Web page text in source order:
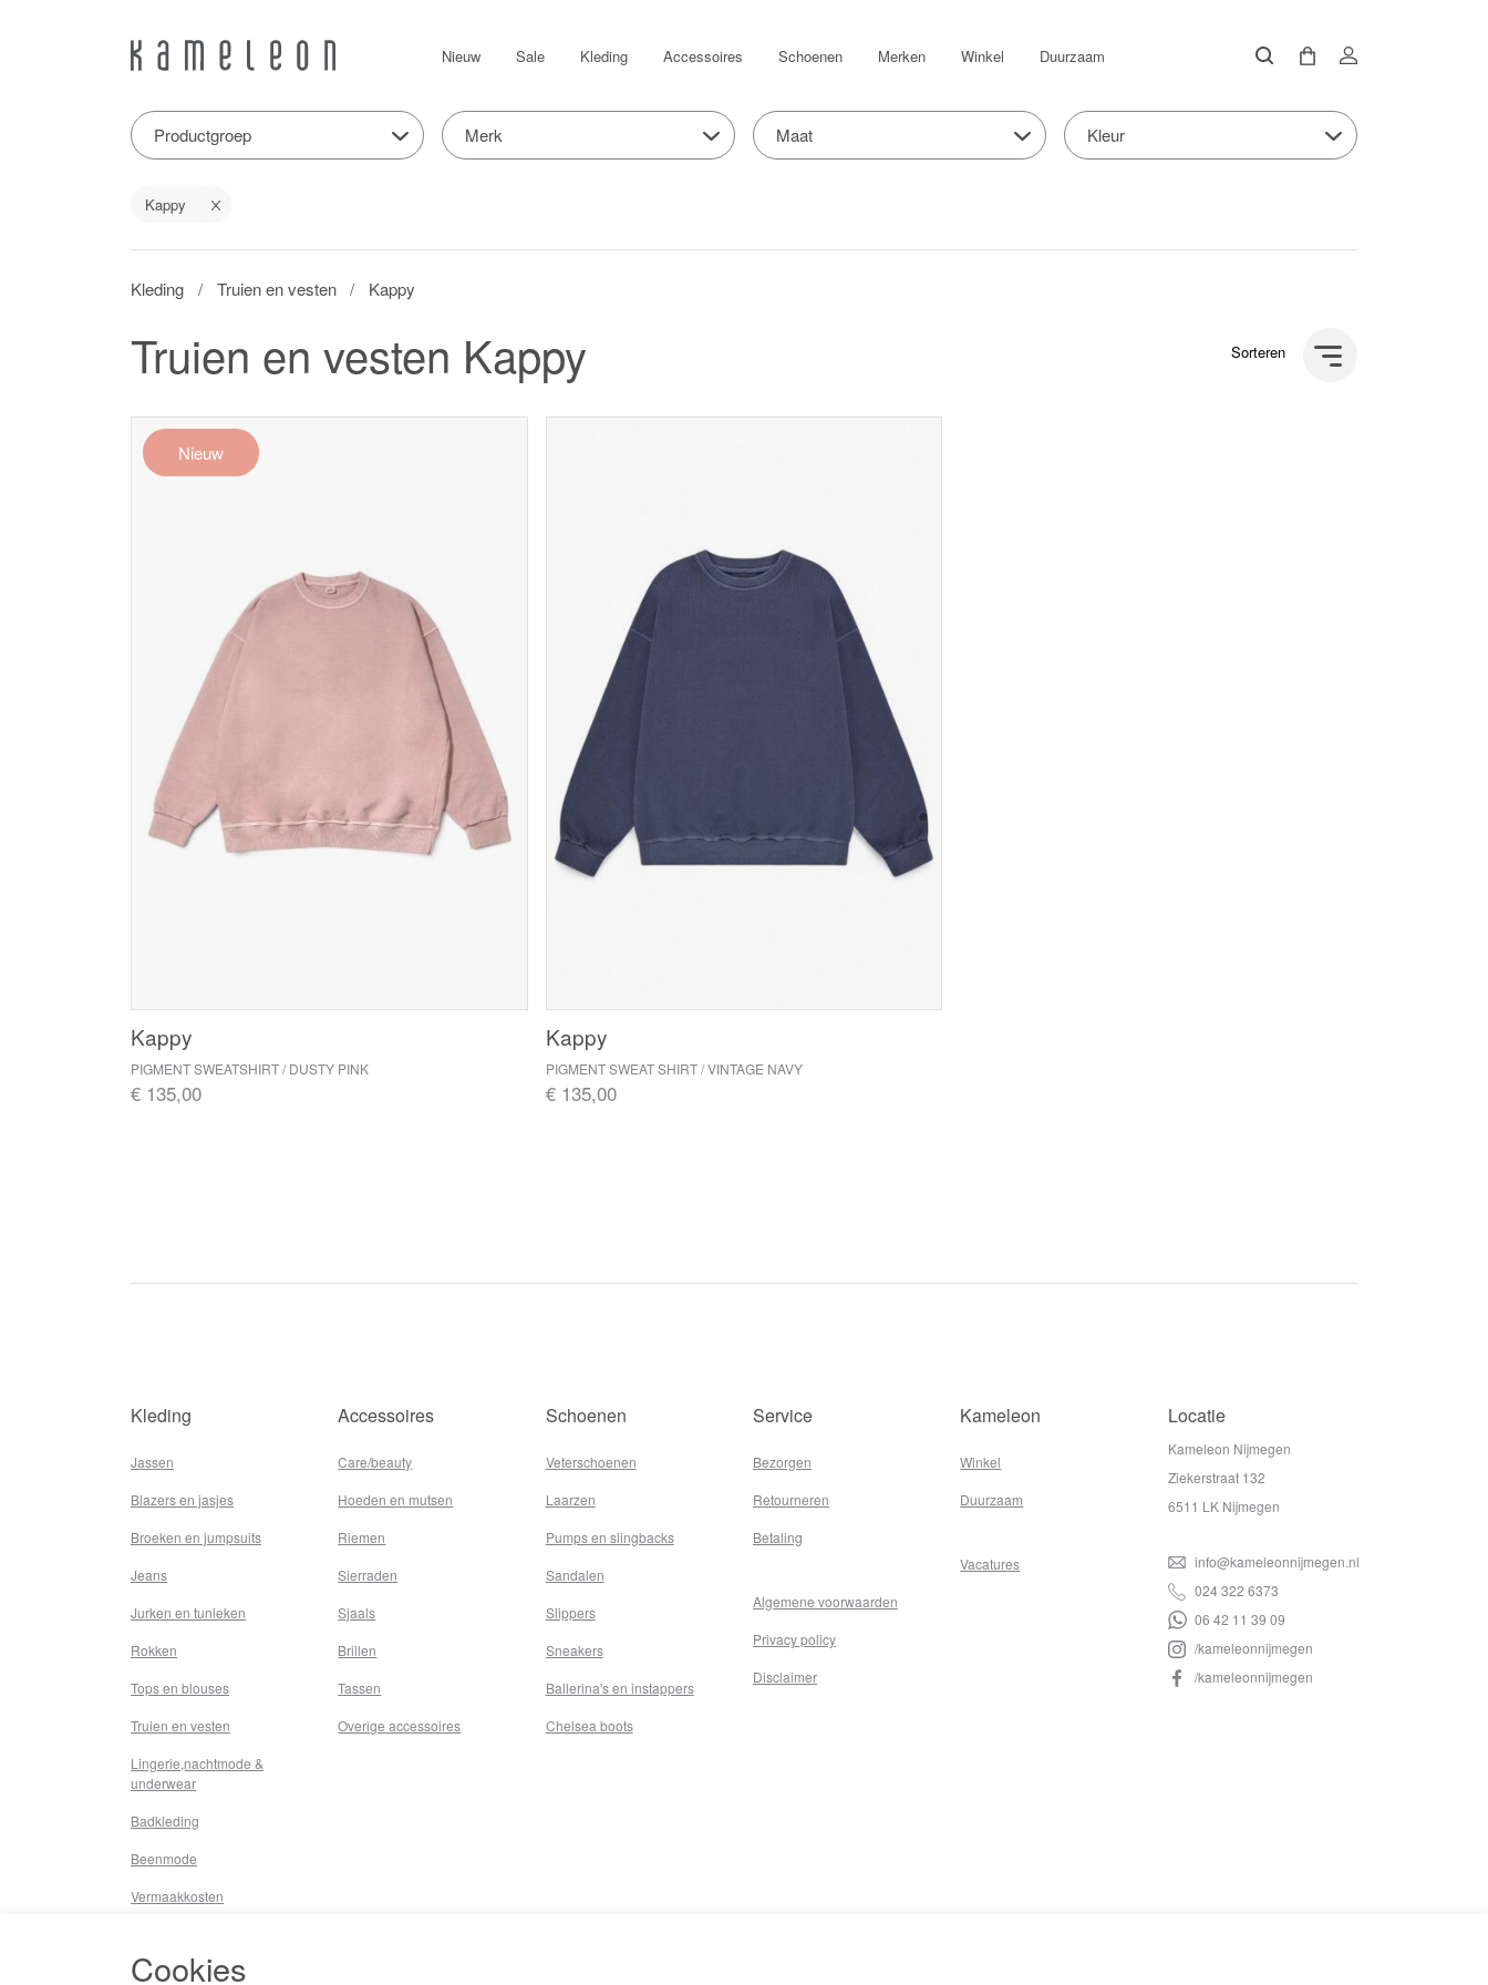
Nieuw Sale Kleding Accessoires Schoenen Merken Winkel Duurzaam
Productgroep Merk Maat Kleur
Kappy
Kleding Truien en vesten Kappy
Truien en vesten Kappy Sorteren
Nieuw
Kappy
PIGMENT SWEATSHIRT / DUSTY PINK
€ 135,00
Kappy
PIGMENT SWEAT SHIRT / VINTAGE NAVY
€ 135,00
Kleding
Jassen
Blazers en jasjes
Broeken en jumpsuits
Jeans
Jurken en tunieken
Rokken
Tops en blouses
Truien en vesten
Lingerie,nachtmode &
underwear
Badkleding
Beenmode
Vermaakkosten
Overige
Accessoires
Care/beauty
Hoeden en mutsen
Riemen
Sierraden
Sjaals
Brillen
Tassen
Overige accessoires
Schoenen
Veterschoenen
Laarzen
Pumps en slingbacks
Sandalen
Slippers
Sneakers
Ballerina's en instappers
Chelsea boots
Service
Bezorgen
Retourneren
Betaling
Algemene voorwaarden
Privacy policy
Disclaimer
Kameleon
Winkel
Duurzaam
Vacatures
Locatie
Kameleon Nijmegen
Ziekerstraat 132
6511 LK Nijmegen
info@kameleonnijmegen.nl
024 322 6373
06 42 11 39 09
/kameleonnijmegen
/kameleonnijmegen
Cookies